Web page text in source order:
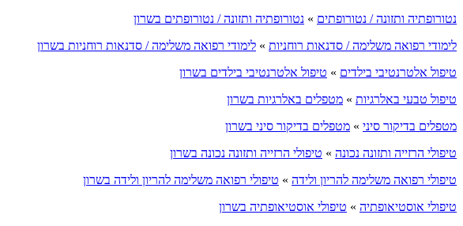
נטורופתיה ותזונה / נטורופתים » נטורופתיה ותזונה / נטורופתים בשרון
לימודי רפואה משלימה / סדנאות רוחניות » לימודי רפואה משלימה / סדנאות רוחניות בשרון
טיפול אלטרנטיבי בילדים » טיפול אלטרנטיבי בילדים בשרון
טיפול טבעי באלרגיות » מטפלים באלרגיות בשרון
מטפלים בדיקור סיני » מטפלים בדיקור סיני בשרון
טיפולי הרזייה ותזונה נכונה » טיפולי הרזייה ותזונה נכונה בשרון
טיפולי רפואה משלימה להריון ולידה » טיפולי רפואה משלימה להריון ולידה בשרון
טיפולי אוסטיאופתיה » טיפולי אוסטיאופתיה בשרון